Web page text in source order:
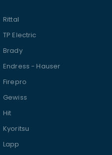
Rittal
TP Electric
Brady
Endress - Hauser
Firepro
Gewiss
Hit
Kyoritsu
Lapp